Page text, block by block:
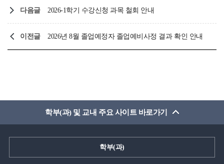
다음글 2026-1학기 수강신청 과목 철회 안내
이전글 2026년 8월 졸업예정자 졸업예비사정 결과 확인 안내
학부(과) 및 교내 주요 사이트 바로가기
학부(과)